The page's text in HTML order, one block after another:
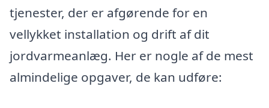
tjenester, der er afgørende for en
vellykket installation og drift af dit
jordvarmeanlæg. Her er nogle af de mest
almindelige opgaver, de kan udføre: